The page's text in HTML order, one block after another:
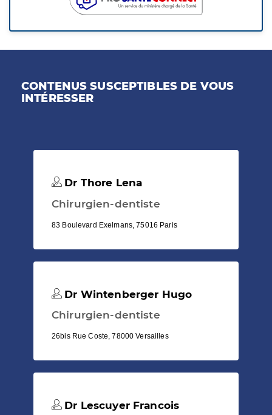
CONTENUS SUSCEPTIBLES DE VOUS
INTÉRESSER
Dr Thore Lena
Chirurgien-dentiste
83 Boulevard Exelmans, 75016 Paris
Dr Wintenberger Hugo
Chirurgien-dentiste
26bis Rue Coste, 78000 Versailles
Dr Lescuyer Francois